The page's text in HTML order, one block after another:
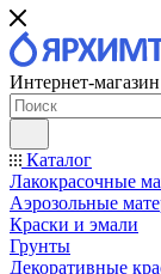
Интернет-магазин
Каталог
Лакокрасочные
Аэрозольные
Краски и эмали
Грунты
Декоративные